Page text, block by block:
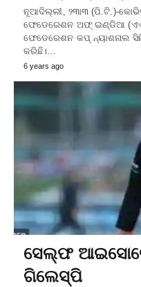
ନୂଆଦିଲ୍ଲୀ, ୨୩ା୩ (ପି.ଟି.)-
ଫେଡେରେଶନ ଅଫ୍‌ ଇଣ୍ଡିଆ
ଫେଡେରେଶନ କପ୍‌ ନ୍ୟାଶନାଲ
କରିଛି।…
6 years ago
ସେଲ୍‌ଫ
ଗିଲେସ୍ପି